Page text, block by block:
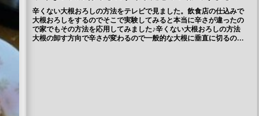
辛くない大根おろしの方法をテレビで見ました。飲食店の仕込みで
大根おろしをするのでそこで実験してみると本当に辛さが違ったの
で家でもその方法を応用してみました♪辛くない大根おろしの方法
大根の卸す方向で辛さが変わるので一般的な大根に垂直に切るの